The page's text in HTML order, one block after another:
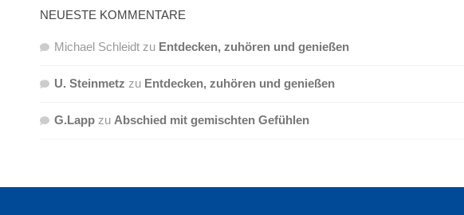
NEUESTE KOMMENTARE
Michael Schleidt zu Entdecken, zuhören und genießen
U. Steinmetz zu Entdecken, zuhören und genießen
G.Lapp zu Abschied mit gemischten Gefühlen